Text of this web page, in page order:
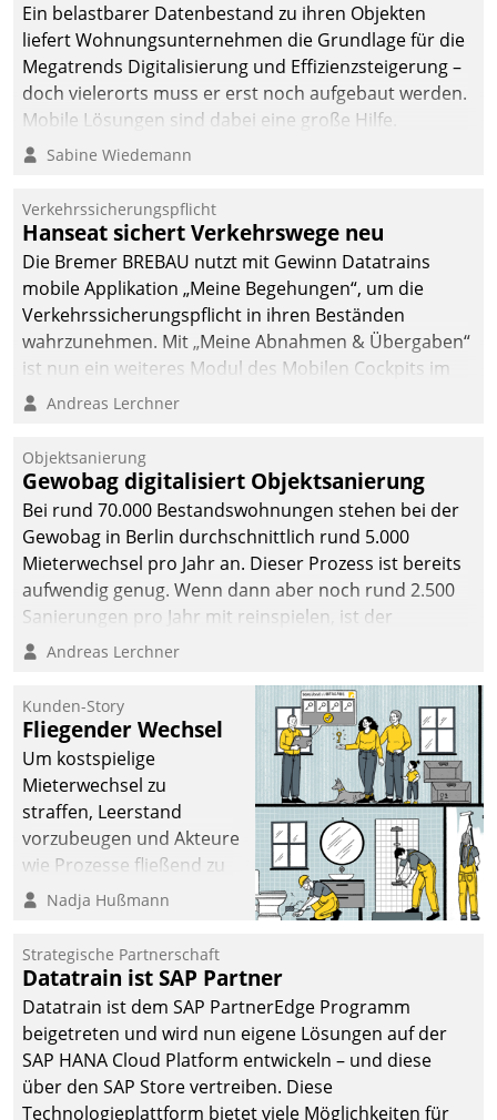
Ein belastbarer Datenbestand zu ihren Objekten
liefert Wohnungsunternehmen die Grundlage für die
Megatrends Digitalisierung und Effizienzsteigerung –
doch vielerorts muss er erst noch aufgebaut werden.
Mobile Lösungen sind dabei eine große Hilfe.
Sabine Wiedemann
Verkehrssicherungspflicht
Hanseat sichert Verkehrswege neu
Die Bremer BREBAU nutzt mit Gewinn Datatrains
mobile Applikation „Meine Begehungen“, um die
Verkehrssicherungspflicht in ihren Beständen
wahrzunehmen. Mit „Meine Abnahmen & Übergaben“
ist nun ein weiteres Modul des Mobilen Cockpits im
Einsatz.
Andreas Lerchner
Objektsanierung
Gewobag digitalisiert Objektsanierung
Bei rund 70.000 Bestandswohnungen stehen bei der
Gewobag in Berlin durchschnittlich rund 5.000
Mieterwechsel pro Jahr an. Dieser Prozess ist bereits
aufwendig genug. Wenn dann aber noch rund 2.500
Sanierungen pro Jahr mit reinspielen, ist der
Betreuungs- und Organisationsaufwand immens. Im
kommunale Wohnungsbauunternehmen daher
gemeinsam mit der Berliner Datatrain GmbH den
Teilprozess der Objektsanierung digitalisiert.
Andreas Lerchner
Kunden-Story
Fliegender Wechsel
Um kostspielige
Mieterwechsel zu
straffen, Leerstand
vorzubeugen und Akteure
wie Prozesse fließend zu
vernetzen, nutzt die
Jahresbeginn eine
Überblick, Einsicht und
Eingriff bietende Lösung.
Zur Entwicklung setzte
man auf
Cloudtechnologie,
bewährte und Startup-
Nadja Hußmann
Strategische Partnerschaft
Datatrain ist SAP Partner
Datatrain ist dem SAP PartnerEdge Programm
beigetreten und wird nun eigene Lösungen auf der
SAP HANA Cloud Platform entwickeln – und diese
über den SAP Store vertreiben. Diese
Technologieplattform bietet viele Möglichkeiten für